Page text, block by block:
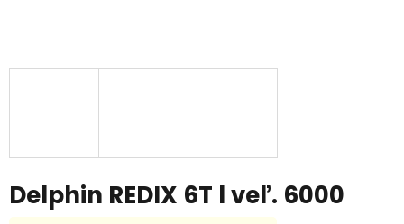
Delphin REDIX 6T l veľ. 6000